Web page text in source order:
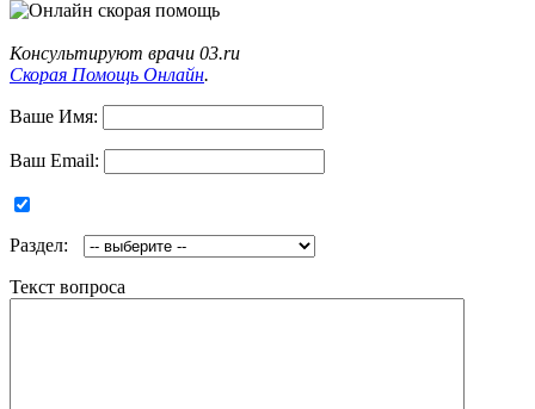
Консультируют врачи 03.ru
Скорая Помощь Онлайн.
Ваше Имя:
Ваш Email:
Раздел:
Текст вопроса